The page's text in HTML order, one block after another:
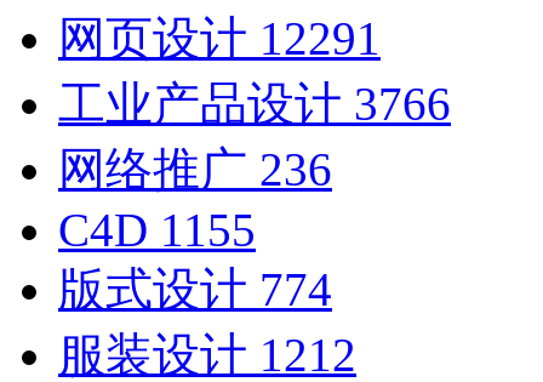
网页设计 12291
工业产品设计 3766
网络推广 236
C4D 1155
版式设计 774
服装设计 1212